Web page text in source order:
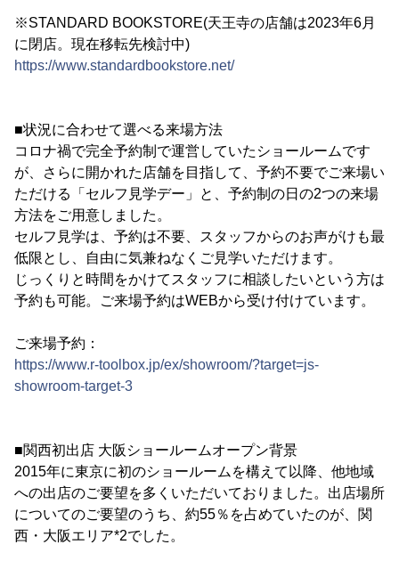
※STANDARD BOOKSTORE(天王寺の店舗は2023年6月
に閉店。現在移転先検討中)
https://www.standardbookstore.net/
■状況に合わせて選べる来場方法
コロナ禍で完全予約制で運営していたショールームです
が、さらに開かれた店舗を目指して、予約不要でご来場い
ただける「セルフ見学デー」と、予約制の日の2つの来場
方法をご用意しました。
セルフ見学は、予約は不要、スタッフからのお声がけも最
低限とし、自由に気兼ねなくご見学いただけます。
じっくりと時間をかけてスタッフに相談したいという方は
予約も可能。ご来場予約はWEBから受け付けています。
ご来場予約：
https://www.r-toolbox.jp/ex/showroom/?target=js-
showroom-target-3
■関西初出店 大阪ショールームオープン背景
2015年に東京に初のショールームを構えて以降、他地域
への出店のご要望を多くいただいておりました。出店場所
についてのご要望のうち、約55％を占めていたのが、関
西・大阪エリア*2でした。